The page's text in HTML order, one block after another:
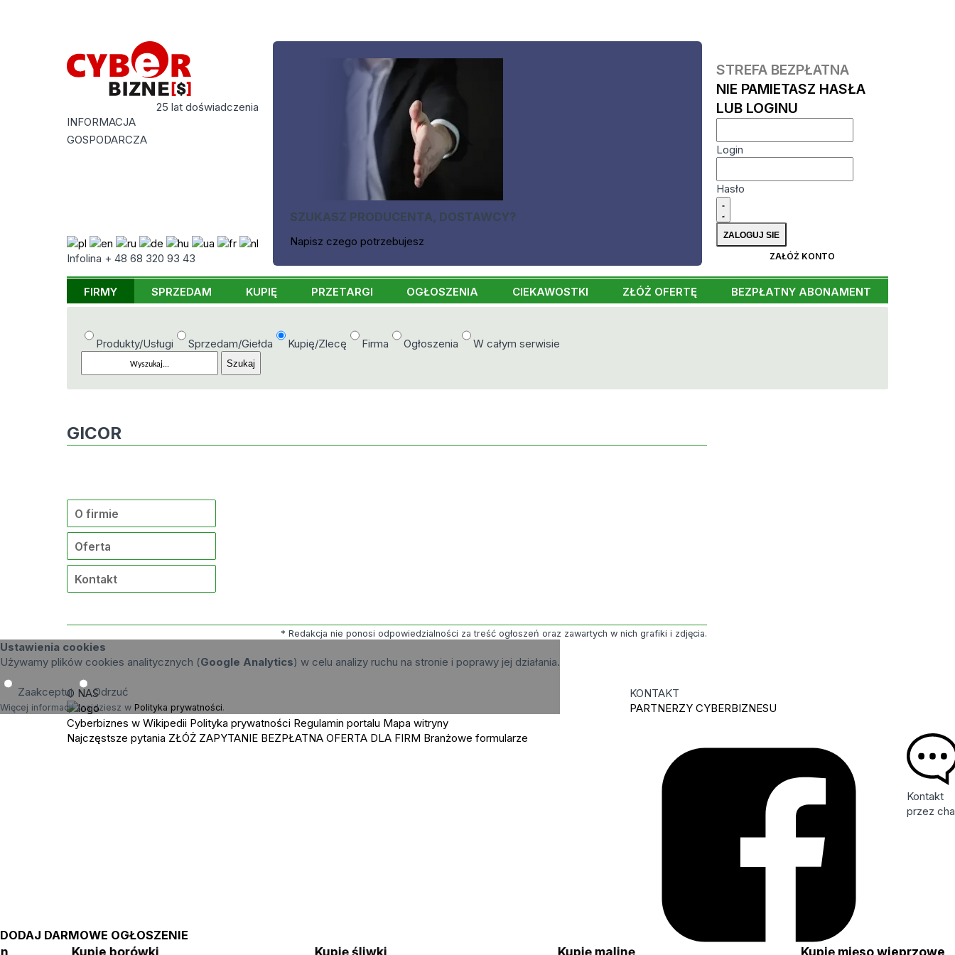
25 lat doświadczenia
INFORMACJA
GOSPODARCZA
Infolina + 48 68 320 93 43
SZUKASZ PRODUCENTA, DOSTAWCY?
Napisz czego potrzebujesz
STREFA BEZPŁATNA
NIE PAMIETASZ HASŁA
LUB LOGINU
Login
Hasło
ZAŁÓŻ KONTO
FIRMY SPRZEDAM KUPIĘ PRZETARGI OGŁOSZENIA CIEKAWOSTKI ZŁÓŻ OFERTĘ BEZPŁATNY ABONAMENT
Produkty/Usługi Sprzedam/Giełda Kupię/Zlecę Firma Ogłoszenia W całym serwisie
GICOR
O firmie
Oferta
Kontakt
* Redakcja nie ponosi odpowiedzialności za treść ogłoszeń oraz zawartych w nich grafiki i zdjęcia.
DODAJ DARMOWE OGŁOSZENIE
Kupie borówki Kupię śliwki Kupię malinę Kupię mięso wieprzowe
Kontakt
przez
Ustawienia cookies
Używamy plików cookies analitycznych (Google Analytics) w celu analizy ruchu na stronie i poprawy jej działania.
Zaakceptuj Odrzuć
Więcej informacji znajdziesz w Polityka prywatności.
O NAS
Cyberbiznes w Wikipedii Polityka prywatności Regulamin portalu Mapa witryny
Najczęstsze pytania ZŁÓŻ ZAPYTANIE BEZPŁATNA OFERTA DLA FIRM Branżowe formularze
KONTAKT
PARTNERZY CYBERBIZNESU